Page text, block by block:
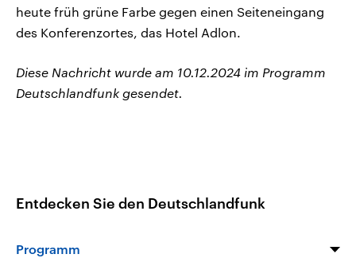
heute früh grüne Farbe gegen einen Seiteneingang
des Konferenzortes, das Hotel Adlon.
Diese Nachricht wurde am 10.12.2024 im Programm
Deutschlandfunk gesendet.
Entdecken Sie den Deutschlandfunk
Programm